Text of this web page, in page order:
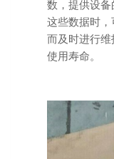
数，提供设
这些数据时
而及时进行
使用寿命。